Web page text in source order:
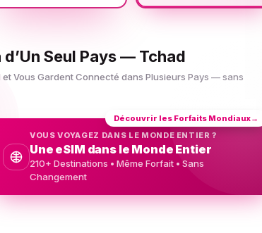
Seul Pays — Tchad
Vous Gardent Connecté dans Plusieurs Pays — sans
VOUS VOYAGEZ DANS LE MONDE ENTIER ?
Une eSIM dans le Monde Entier
210+ Destinations • Même Forfait • Sans
Changement
Découvrir les Forfaits Mondiaux→